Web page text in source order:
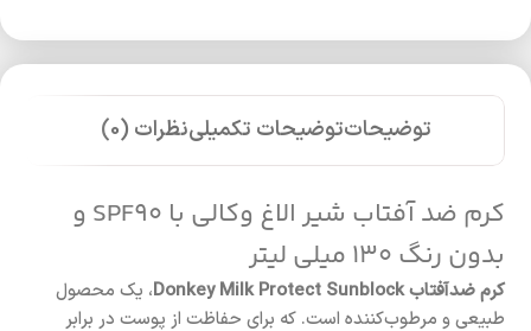
توضیحاتتوضیحات تکمیلینظرات (0)
کرم ضد آفتاب شیر الاغ وکالی با SPF90 و
بدون رنگ 130 میلی لیتر
کرم ضدآفتاب Donkey Milk Protect Sunblock
، یک محصول
طبیعی و مرطوب‌کننده است. که برای حفاظت از پوست در برابر